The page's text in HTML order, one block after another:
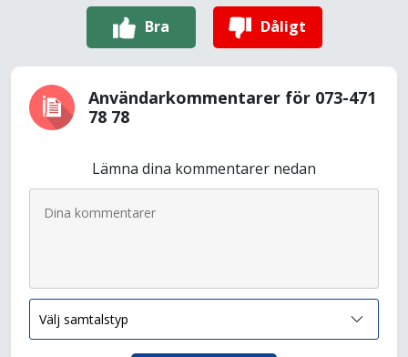
Bra Dåligt
Användarkommentarer för 073-471
78 78
Lämna dina kommentarer nedan